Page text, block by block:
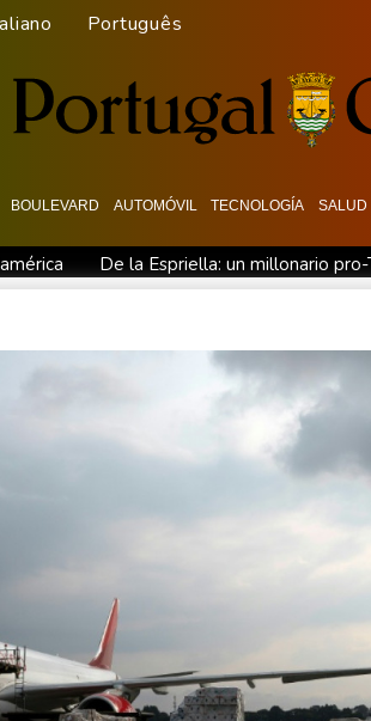
Português
BOULEVARD AUTOMÓVIL TECNOLOGÍA SALUD
De la Espriella: un millonario
contra otra cepa del ébola
Arabia
EEUU pierde